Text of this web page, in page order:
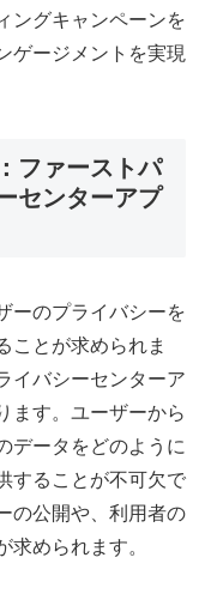
ングキャンペーンを
ゲージメントを実現
ファーストパ
センターアプ
ーのプライバシーを
ことが求められま
イバシーセンターア
ます。ユーザーから
データをどのように
することが不可欠で
の公開や、利用者の
求められます。